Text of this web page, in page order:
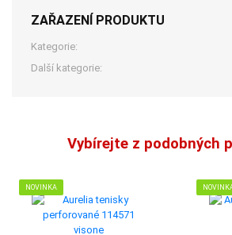
ZAŘAZENÍ PRODUKTU
Kategorie:
Další kategorie:
Vybírejte z podobných
NOVINKA